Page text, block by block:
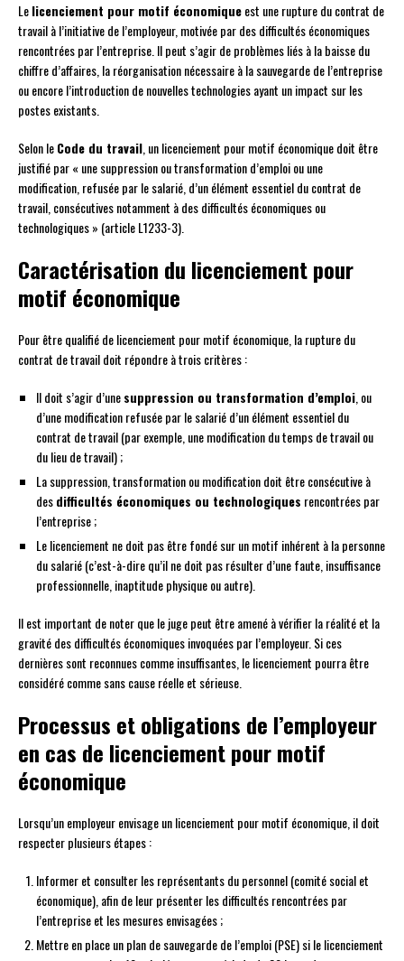
Lelicenciement pour motif économiqueest une rupture du contrat de
travail à l’initiative de l’employeur, motivée par des difficultés économiques
rencontrées par l’entreprise. Il peut s’agir de problèmes liés à la baisse du
chiffre d’affaires, la réorganisation nécessaire à la sauvegarde de l’entreprise
ou encore l’introduction de nouvelles technologies ayant un impact sur les
postes existants.
Selon leCode du travail, un licenciement pour motif économique doit être
justifié par « une suppression ou transformation d’emploi ou une
modification, refusée par le salarié, d’un élément essentiel du contrat de
travail, consécutives notamment à des difficultés économiques ou
technologiques » (article L1233-3).
Caractérisation du licenciement pour
motif économique
Pour être qualifié de licenciement pour motif économique, la rupture du
contrat de travail doit répondre à trois critères :
Il doit s’agir d’unesuppression ou transformation d’emploi, ou
d’une modification refusée par le salarié d’un élément essentiel du
contrat de travail (par exemple, une modification du temps de travail ou
du lieu de travail) ;
La suppression, transformation ou modification doit être consécutive à
desdifficultés économiques ou technologiques rencontrées par
l’entreprise ;
Le licenciement ne doit pas être fondé sur un motif inhérent à la personne
du salarié (c’est-à-dire qu’il ne doit pas résulter d’une faute, insuffisance
professionnelle, inaptitude physique ou autre).
Il est important de noter que le juge peut être amené à vérifier la réalité et la
gravité des difficultés économiques invoquées par l’employeur. Si ces
dernières sont reconnues comme insuffisantes, le licenciement pourra être
considéré comme sans cause réelle et sérieuse.
Processus et obligations de l’employeur
en cas de licenciement pour motif
économique
Lorsqu’un employeur envisage un licenciement pour motif économique, il doit
respecter plusieurs étapes :
Informer et consulter les représentants du personnel (comité social et
économique), afin de leur présenter les difficultés rencontrées par
l’entreprise et les mesures envisagées ;
Mettre en place un plan de sauvegarde de l’emploi (PSE) si le licenciement